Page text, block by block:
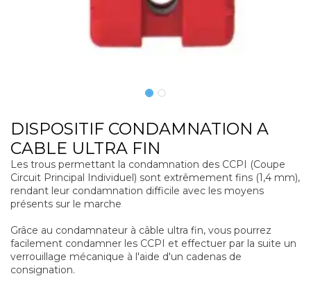
DISPOSITIF CONDAMNATION A
CABLE ULTRA FIN
Les trous permettant la condamnation des CCPI (Coupe
Circuit Principal Individuel) sont extrêmement fins (1,4 mm),
rendant leur condamnation difficile avec les moyens
présents sur le marche
Grâce au condamnateur à câble ultra fin, vous pourrez
facilement condamner les CCPI et effectuer par la suite un
verrouillage mécanique à l'aide d'un cadenas de
consignation.